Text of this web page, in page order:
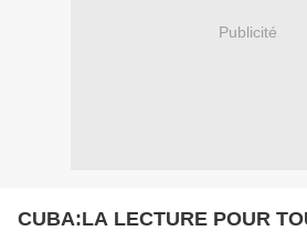
Publicité
CUBA:LA LECTURE POUR